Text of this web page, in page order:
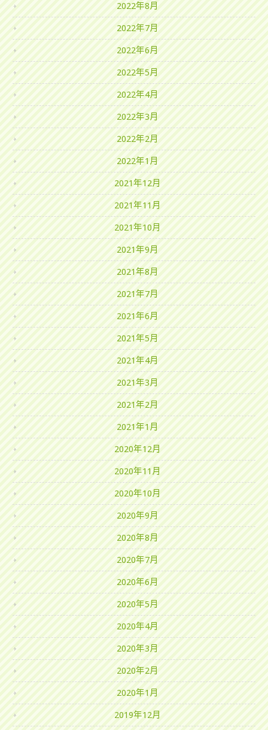
2022年8月
2022年7月
2022年6月
2022年5月
2022年4月
2022年3月
2022年2月
2022年1月
2021年12月
2021年11月
2021年10月
2021年9月
2021年8月
2021年7月
2021年6月
2021年5月
2021年4月
2021年3月
2021年2月
2021年1月
2020年12月
2020年11月
2020年10月
2020年9月
2020年8月
2020年7月
2020年6月
2020年5月
2020年4月
2020年3月
2020年2月
2020年1月
2019年12月